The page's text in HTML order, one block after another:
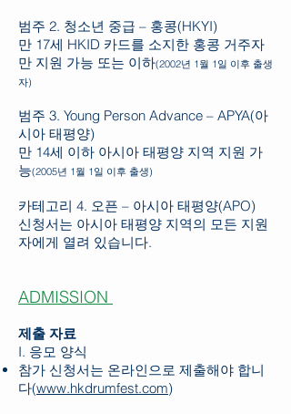
범주 2. 청소년 중급 – 홍콩(HKYI)
만 17세 HKID 카드를 소지한 홍콩 거주자
만 지원 가능 또는 이하(2002년 1월 1일 이후 출생
자)
범주 3. Young Person Advance – APYA(아
시아 태평양)
만 14세 이하 아시아 태평양 지역 지원 가
능(2005년 1월 1일 이후 출생)
카테고리 4. 오픈 – 아시아 태평양(APO)
신청서는 아시아 태평양 지역의 모든 지원
자에게 열려 있습니다.
ADMISSION
제출 자료
I. 응모 양식
참가 신청서는 온라인으로 제출해야 합니
다(www.hkdrumfest.com)